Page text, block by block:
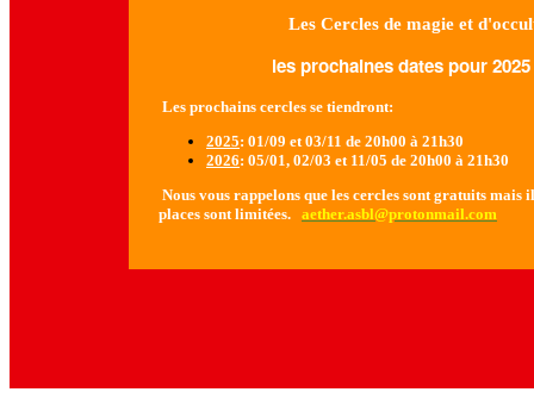
Les Cercles de magie et
les prochaines dates pour 2025
Les prochains cercles se tiendront:
2025: 01/09 et 03/11 de 20h00 à 21h30
2026: 05/01, 02/03 et 11/05 de 20h00 à 21h30
Nous vous rappelons que les cercles sont gratuits
places sont limitées. aether.asbl@protonmail.com